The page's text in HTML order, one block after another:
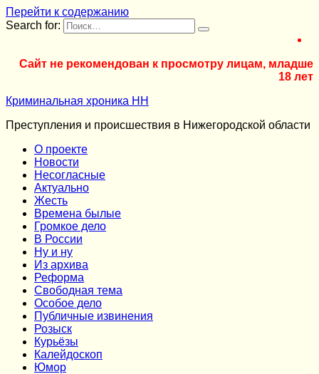
Перейти к содержанию
Search for:
Сайт не рекомендован к просмотру лицам, младше
18 лет
Криминальная хроника НН
Преступления и происшествия в Нижегородской области
О проекте
Новости
Несогласные
Актуально
Жесть
Времена былые
Громкое дело
В России
Ну и ну
Из архива
Реформа
Cвободная тема
Особое дело
Публичные извинения
Розыск
Курьёзы
Калейдоскоп
Юмор